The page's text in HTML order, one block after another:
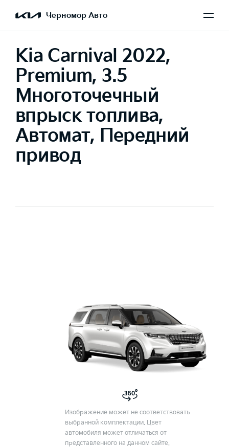
Черномор Авто
Kia Carnival 2022,
Premium, 3.5
Многоточечный
впрыск топлива,
Автомат, Передний
привод
Изображение может не соответствовать
выбранной комплектации. Цвет
автомобиля может отличаться от
представленного на данном сайте.